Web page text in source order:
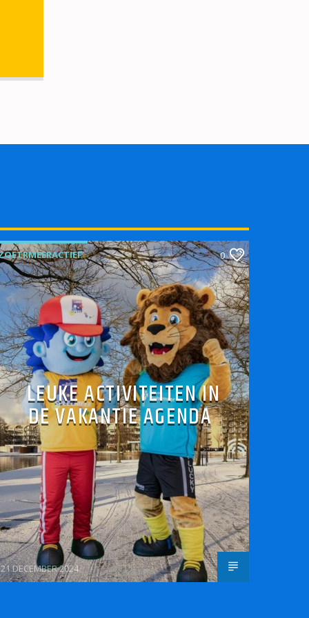
0
LEUKE ACTIVITEITEN IN
DE VAKANTIE AGENDA
21 DECEMBER 2024